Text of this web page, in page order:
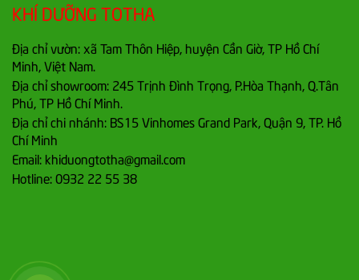
KHÍ DƯỠNG TOTHA
Địa chỉ vườn: xã Tam Thôn Hiệp, huyện Cần Giờ, TP Hồ Chí
Minh, Việt Nam.
Địa chỉ showroom: 245 Trịnh Đình Trọng, P.Hòa Thạnh, Q.Tân
Phú, TP Hồ Chí Minh.
Địa chỉ chi nhánh: BS15 Vinhomes Grand Park, Quận 9, TP. Hồ
Chí Minh
Email: khiduongtotha@gmail.com
Hotline: 0932 22 55 38